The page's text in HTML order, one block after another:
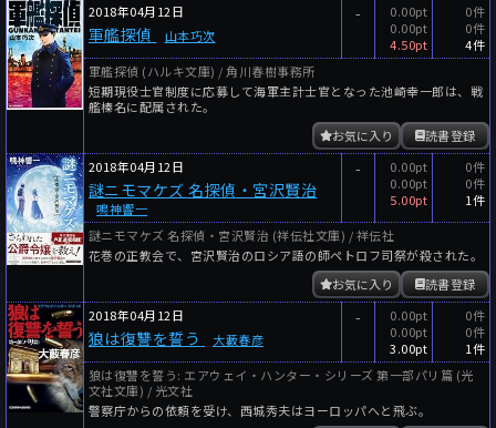
2018年04月12日
軍艦探偵 山本巧次
-
0.00pt
0.00pt
4.50pt
0件
0件
4件
軍艦探偵 (ハルキ文庫) / 角川春樹事務所
短期現役士官制度に応募して海軍主計士官となった池崎幸一郎は、戦
艦榛名に配属された。
読書登録
お気に入り
2018年04月12日
謎ニモマケズ 名探偵・宮沢賢治
鳴神響一
-
0.00pt
0.00pt
5.00pt
0件
0件
1件
謎ニモマケズ 名探偵・宮沢賢治 (祥伝社文庫) / 祥伝社
花巻の正教会で、宮沢賢治のロシア語の師ペトロフ司祭が殺された。
読書登録
お気に入り
2018年04月12日
狼は復讐を誓う 大藪春彦
-
0.00pt
0.00pt
3.00pt
0件
0件
1件
狼は復讐を誓う: エアウェイ・ハンター・シリーズ 第一部パリ篇 (光
文社文庫) / 光文社
警察庁からの依頼を受け、西城秀夫はヨーロッパへと飛ぶ。